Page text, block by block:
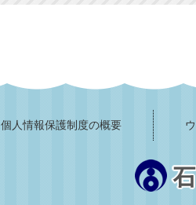
個人情報保護制度の概要